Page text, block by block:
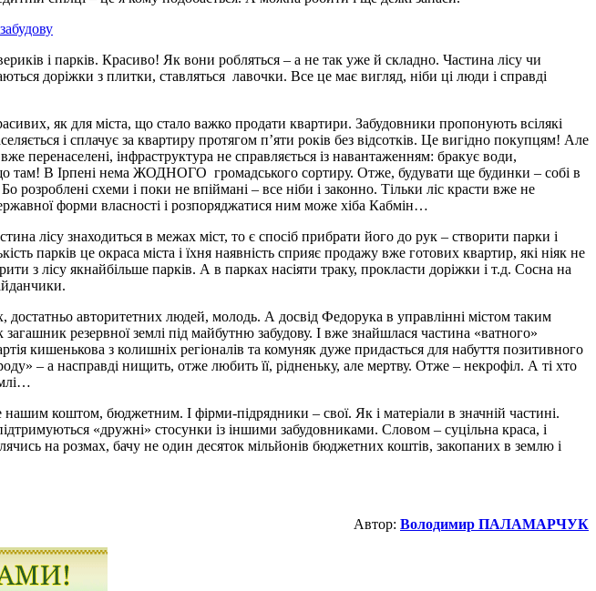
і парків. Красиво! Як вони робляться – а не так уже й складно. Частина лісу чи
доріжки з плитки, ставляться лавочки. Все це має вигляд, ніби ці люди і справді
як для міста, що стало важко продати квартири. Забудовники пропонують всілякі
і сплачує за квартиру протягом п’яти років без відсотків. Це вигідно покупцям! Але
перенаселені, інфраструктура не справляється із навантаженням: бракує води,
там! В Ірпені нема ЖОДНОГО громадського сортиру. Отже, будувати ще будинки – собі в
розроблені схеми і поки не впіймані – все ніби і законно. Тільки ліс красти вже не
форми власності і розпоряджатися ним може хіба Кабмін…
лісу знаходиться в межах міст, то є спосіб прибрати його до рук – створити парки і
парків це окраса міста і їхня наявність сприяє продажу вже готових квартир, які ніяк не
з лісу якнайбільше парків. А в парках насіяти траку, прокласти доріжки і т.д. Сосна на
авторитетних людей, молодь. А досвід Федорука в управлінні містом таким
резервної землі під майбутню забудову. І вже знайшлася частина «ватного»
кишенькова з колишніх регіоналів та комуняк дуже придасться для набуття позитивного
– а насправді нищить, отже любить її, рідненьку, але мертву. Отже – некрофіл. А ті хто
нашим коштом, бюджетним. І фірми-підрядники – свої. Як і матеріали в значній частині.
«дружні» стосунки із іншими забудовниками. Словом – суцільна краса, і
на розмах, бачу не один десяток мільйонів бюджетних коштів, закопаних в землю і
Автор: Володимир ПАЛАМАРЧУК